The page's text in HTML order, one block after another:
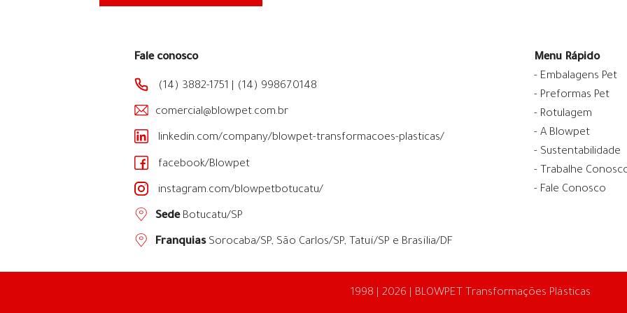
Fale conosco
(14) 3882-1751 (14) 99867.0148
comercial@blowpet.com.br
linkedin.com/company/blowpet-transformacoes-plasticas/
facebook/Blowpet
instagram.com/blowpetbotucatu/
SedeBotucatu/SP
FranquiasSorocaba/SP, São Carlos/SP, Tatuí/SP e Brasília/DF
Menu Rápido
- Embalagens Pet
- Preformas Pet
- Rotulagem
- A Blowpet
- Sustentabilidade
- Trabalhe
- Fale Conosco
1998 | 2026 | BLOWPET Transformações Plásticas